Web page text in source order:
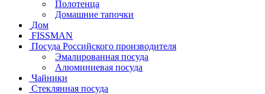
Полотенца
Домашние тапочки
Дом
FISSMAN
Посуда Российского производителя
Эмалированная посуда
Алюминиевая посуда
Чайники
Стеклянная посуда